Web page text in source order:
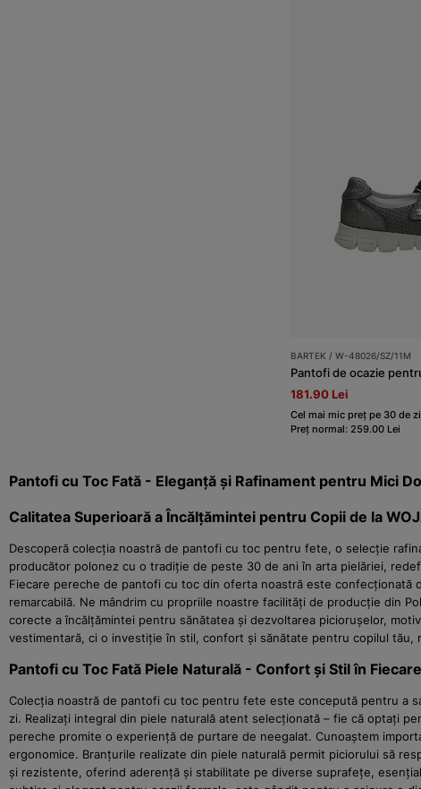
BARTEK / W-48026/SZ/11M
181.90 Lei
Cel mai mic preț pe 30 de
Preț normal: 259.00 Lei
Pantofi cu Toc Fată - Eleganță și Rafinament pentru Mici
Calitatea Superioară a Încălțămintei pentru Copii de la
Descoperă colecția noastră de pantofi cu toc pentru fete, o selecție
producător polonez cu o tradiție de peste 30 de ani în arta pielăriei,
Fiecare pereche de pantofi cu toc din oferta noastră este confecționată
remarcabilă. Ne mândrim cu propriile noastre facilități de producție din
corecte a încălțămintei pentru sănătatea și dezvoltarea piciorușelor,
vestimentară, ci o investiție în stil, confort și sănătate pentru copilul
Pantofi cu Toc Fată Piele Naturală - Confort și Stil în
Colecția noastră de pantofi cu toc pentru fete este concepută pentru a
zi. Realizați integral din piele naturală atent selecționată – fie că optați
pereche promite o experiență de purtare de neegalat. Cunoaștem
ergonomice. Branțurile realizate din piele naturală permit piciorului să
și rezistente, oferind aderență și stabilitate pe diverse suprafețe,